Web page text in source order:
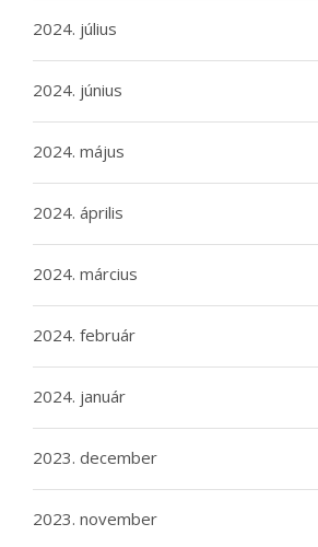
2024. július
2024. június
2024. május
2024. április
2024. március
2024. február
2024. január
2023. december
2023. november